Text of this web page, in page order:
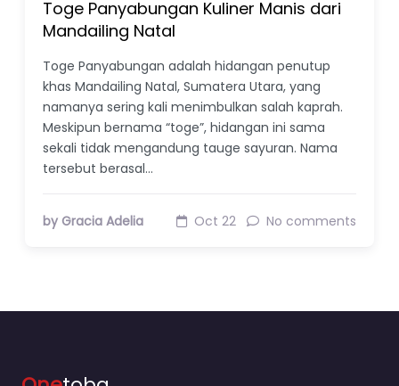
Toge Panyabungan Kuliner Manis dari
Mandailing Natal
Toge Panyabungan adalah hidangan penutup
khas Mandailing Natal, Sumatera Utara, yang
namanya sering kali menimbulkan salah kaprah.
Meskipun bernama “toge”, hidangan ini sama
sekali tidak mengandung tauge sayuran. Nama
tersebut berasal…
by Gracia Adelia Oct 22 No comments